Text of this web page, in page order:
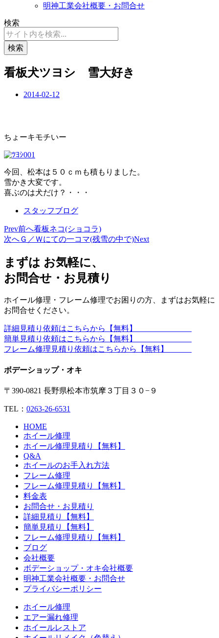
明神工業会社概要・お問合せ
検索
検索
看板犬ツヨシ 雪大好き
2014-02-12
ちょーキモチいー
今回、松本は５０ｃｍも積もりました。
雪かき大変です。
喜ぶのは犬だけ？・・・
スタッフブログ
Prev前へ看板ネコ(ショコラ)
次へＧ／Ｗにての一コマ(残雪の中で)Next
まずは お気軽に、
お問合せ・お見積り
ホイール修理・フレーム修理でお困りの方、まずはお気軽に
お問合せください。
詳細見積り依頼はこちらから【無料】
簡単見積り依頼はこちらから【無料】
フレーム修理見積り依頼はこちらから【無料】
ボデーショップ・オキ
〒390-0821 長野県松本市筑摩３丁目３０−９
TEL： 0263-26-6531
HOME
ホイール修理
ホイール修理見積り【無料】
Q&A
ホイールのお手入れ方法
フレーム修理
フレーム修理見積り【無料】
料金表
お問合せ・お見積り
詳細見積り【無料】
簡単見積り【無料】
フレーム修理見積り【無料】
ブログ
会社概要
ボデーショップ・オキ会社概要
明神工業会社概要・お問合せ
プライバシーポリシー
ホイール修理
エアー漏れ修理
ホイールレストア